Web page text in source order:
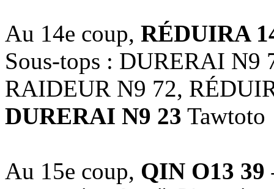
Au 14e coup, RÉDUIRA
Sous-tops : DURERAI N9
RAIDEUR N9 72,
DURERAI N9 23 Tawtoto
Au 15e coup, QIN O13 39